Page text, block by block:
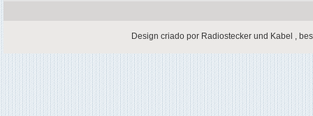
Design criado por Radiostecker und Kabel ,